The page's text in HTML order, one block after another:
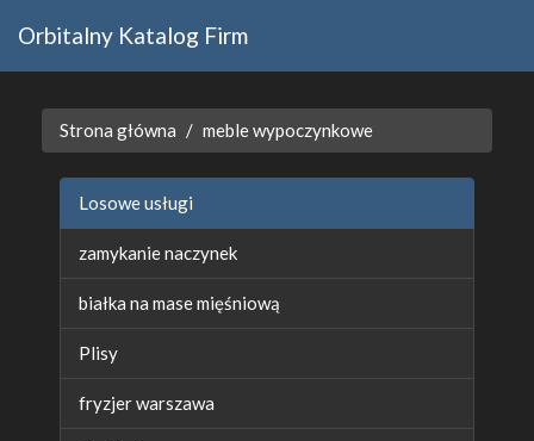
Orbitalny Katalog Firm
Strona główna meble wypoczynkowe
Losowe usługi
zamykanie naczynek
białka na mase mięśniową
Plisy
fryzjer warszawa